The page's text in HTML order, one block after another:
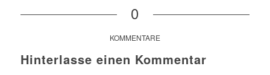
0
KOMMENTARE
Hinterlasse einen Kommentar